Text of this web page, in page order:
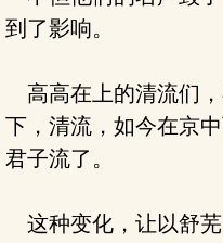
到了影响。
高高在上的清流们
下，清流，如今在京
君子流了。
这种变化，让以舒